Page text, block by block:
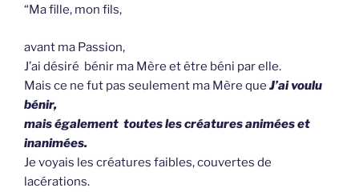
“Ma fille, mon fils,
avant ma Passion,
J’ai désiré bénir ma Mère et être béni par elle.
Mais ce ne fut pas seulement ma Mère que J’ai voulu
bénir,
mais également toutes les créatures animées et
inanimées.
Je voyais les créatures faibles, couvertes de
lacérations.